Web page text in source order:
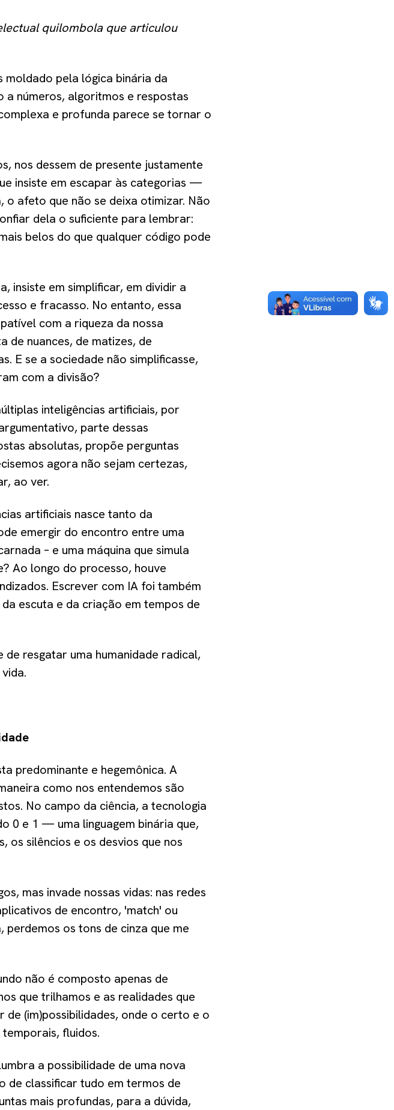
quilombola que articulou
moldado pela lógica binária da
números, algoritmos e respostas
e profunda parece se tornar o
nos dessem de presente justamente
insiste em escapar às categorias —
o afeto que não se deixa otimizar. Não
dela o suficiente para lembrar:
belos do que qualquer código pode
insiste em simplificar, em dividir a
e fracasso. No entanto, essa
com a riqueza da nossa
de nuances, de matizes, de
E se a sociedade não simplificasse,
com a divisão?
inteligências artificiais, por
parte dessas
absolutas, propõe perguntas
agora não sejam certezas,
ao ver.
artificiais nasce tanto da
emergir do encontro entre uma
– e uma máquina que simula
Ao longo do processo, houve
Escrever com IA foi também
escuta e da criação em tempos de
resgatar uma humanidade radical,
predominante e hegemônica. A
como nos entendemos são
No campo da ciência, a tecnologia
0 e 1 — uma linguagem binária que,
os silêncios e os desvios que nos
mas invade nossas vidas: nas redes
de encontro, 'match' ou
perdemos os tons de cinza que me
não é composto apenas de
que trilhamos e as realidades que
de (im)possibilidades, onde o certo e o
fluidos.
a possibilidade de uma nova
de classificar tudo em termos de
mais profundas, para a dúvida,